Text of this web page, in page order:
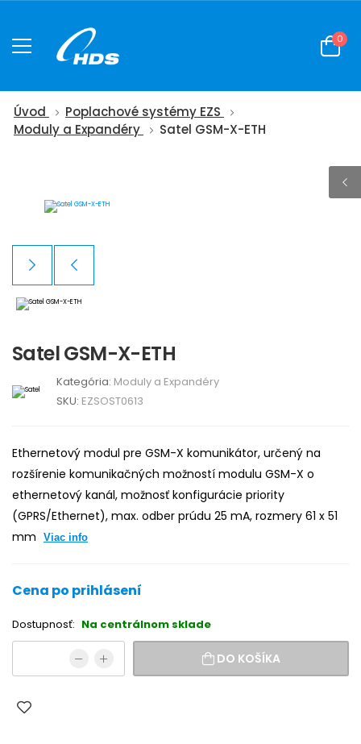
0
Úvod
Poplachové systémy EZS
Moduly a Expandéry
Satel GSM-X-ETH
Satel GSM-X-ETH
Kategória: Moduly a Expandéry
SKU: EZSOST0613
Ethernetový modul pre GSM-X komunikátor, určený na
rozšírenie komunikačných možností modulu GSM-X o
ethernetový kanál, možnosť konfigurácie priority
(GPRS/Ethernet), max. odber prúdu 25 mA, rozmery 61 x 51
mm
Viac info
Cena po prihlásení
Dostupnosť: Na centrálnom sklade
DO KOŠÍKA